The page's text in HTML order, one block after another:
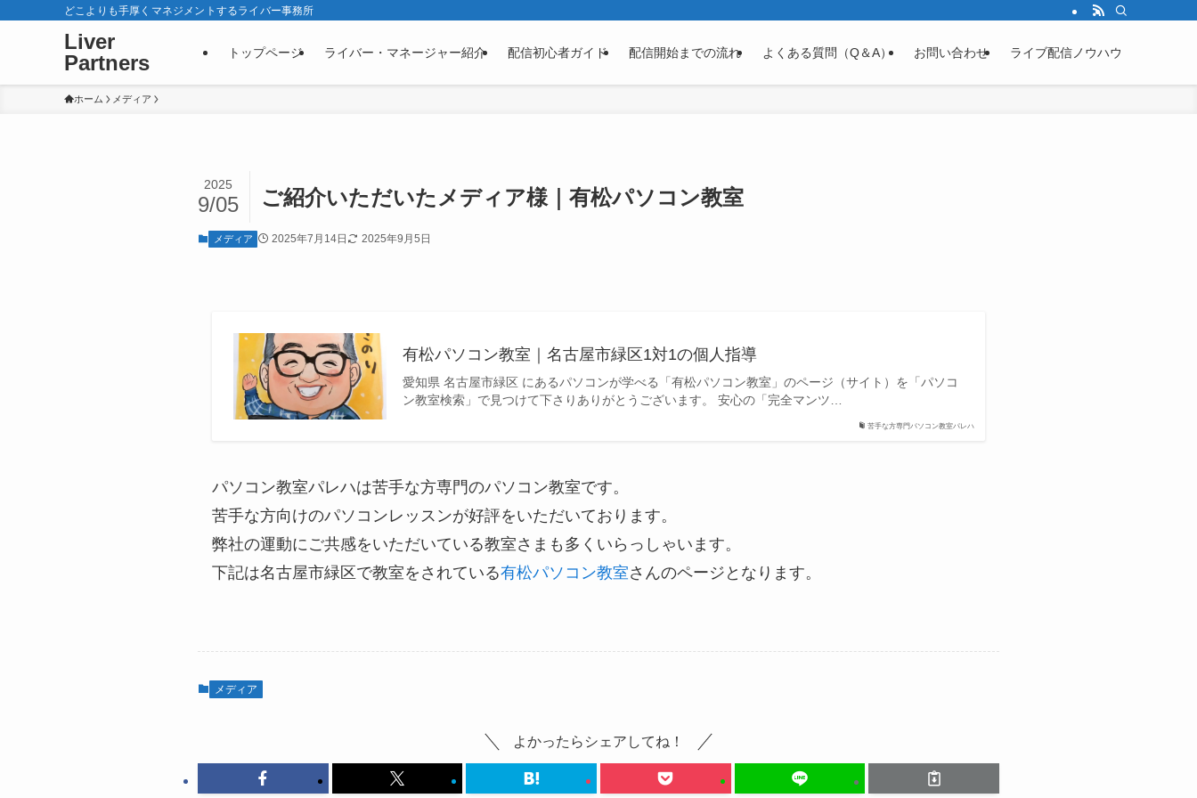
どこよりも手厚くマネジメントするライバー事務所
Liver
Partners
トップページ ライバー・マネージャー紹介 配信初心者ガイド 配信開始までの流れ よくある質問（Q＆A） お問い合わせ ライブ配信ノウハウ
ホーム メディア
ご紹介いただいたメディア様｜有松パソコン教室
2025
9/05
メディア 2025年7月14日 2025年9月5日
苦手な方専門パソコン教室パレハ
有松パソコン教室｜名古屋市緑区1対1の個人指導
愛知県 名古屋市緑区 にあるパソコンが学べる「有松パソコン教室」のページ（サイト）を「パソコ
ン教室検索」で見つけて下さりありがとうございます。 安心の「完全マンツ…
パソコン教室パレハは苦手な方専門のパソコン教室です。
苦手な方向けのパソコンレッスンが好評をいただいております。
弊社の運動にご共感をいただいている教室さまも多くいらっしゃいます。
下記は名古屋市緑区で教室をされている有松パソコン教室さんのページとなります。
メディア
よかったらシェアしてね！